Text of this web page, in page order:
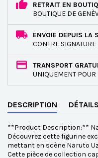
RETRAIT EN
BOUTIQUE DE
ENVOIE DEPUIS LA
CONTRE SIGNATURE
TRANSPORT
UNIQUEMENT POUR
DESCRIPTION
**Product Description:**
Découvrez cette figurine
mettant en scène Naruto
Cette pièce de collection